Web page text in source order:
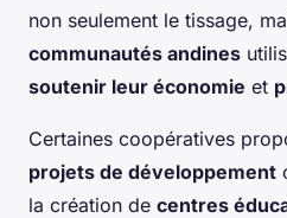
non seulement le tissage,
communautés andines
soutenir leur économie et
Certaines coopératives
projets de développement
la création de centres